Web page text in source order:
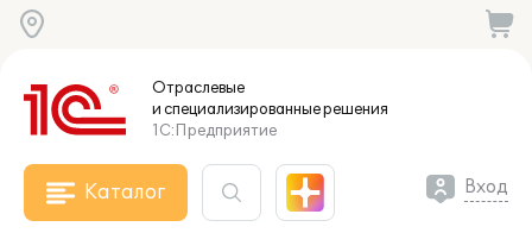
Отраслевые
и специализированныерешения
1С:Предприятие
Каталог Вход